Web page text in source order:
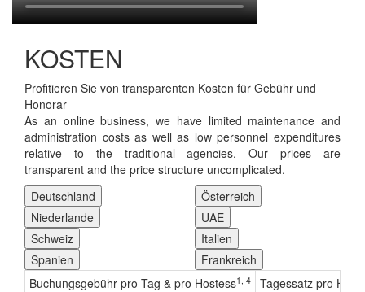
KOSTEN
Profitieren Sie von transparenten Kosten für Gebühr und
Honorar
As an online business, we have limited maintenance and
administration costs as well as low personnel expenditures
relative to the traditional agencies. Our prices are
transparent and the price structure uncomplicated.
Deutschland
Österreich
Niederlande
UAE
Schweiz
Italien
Spanien
Frankreich
Buchungsgebühr pro Tag & pro Hostess1, 4
Tagessatz pro